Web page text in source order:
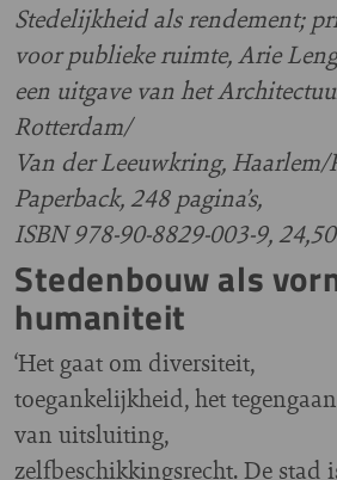
Stedelijkheid als rendement;
voor publieke ruimte, Arie
een uitgave van het
Rotterdam/
Van der Leeuwkring,
Paperback, 248 pagina’s,
ISBN 978-90-8829-003-9,
Stedenbouw als
humaniteit
‘Het gaat om diversiteit,
toegankelijkheid, het tegengaan
van uitsluiting,
zelfbeschikkingsrecht. De stad